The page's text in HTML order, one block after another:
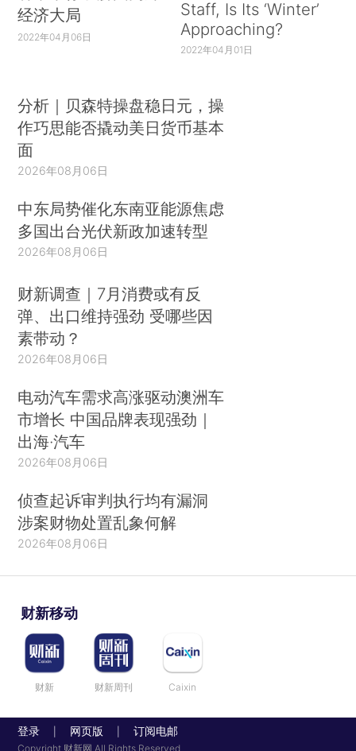
经济大局
2022年04月06日
Staff, Is Its ‘Winter’
Approaching?
2022年04月01日
分析｜贝森特操盘稳日元，操
作巧思能否撬动美日货币基本
面
2026年08月06日
中东局势催化东南亚能源焦虑
多国出台光伏新政加速转型
2026年08月06日
财新调查｜7月消费或有反
弹、出口维持强劲 受哪些因
素带动？
2026年08月06日
电动汽车需求高涨驱动澳洲车
市增长 中国品牌表现强劲｜
出海·汽车
2026年08月06日
侦查起诉审判执行均有漏洞
涉案财物处置乱象何解
2026年08月06日
财新移动
财新 财新周刊 Caixin
登录 网页版 订阅电邮
Copyright 财新网 All Rights Reserved